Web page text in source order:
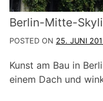
Berlin-Mitte-
POSTED ON 25. JUNI
Kunst am Bau in
einem Dach und